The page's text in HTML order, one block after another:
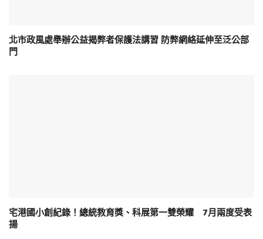
北市政風處舉辦公益揭弊者保護法講習 防弊網絡延伸至泛公部
門
宅港國小創紀錄！總統教育獎、科展第一雙榮耀 7月兩度受表
揚